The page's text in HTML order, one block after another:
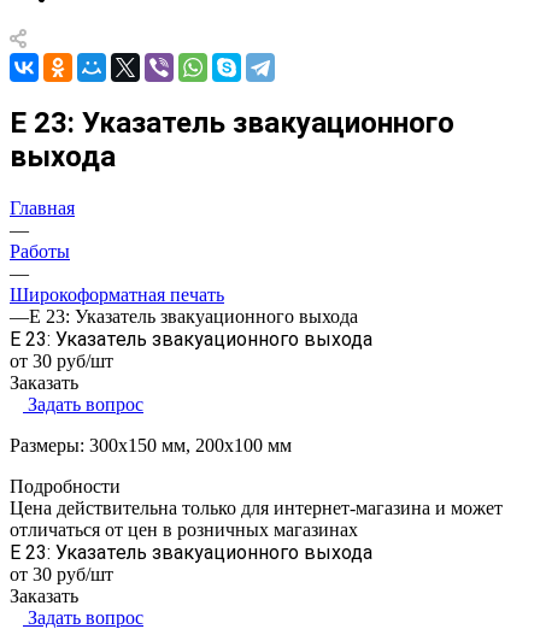
E 23: Указатель звакуационного
выхода
Главная
—
Работы
—
Широкоформатная печать
—E 23: Указатель звакуационного выхода
E 23: Указатель звакуационного выхода
от 30 руб/шт
Заказать
Задать вопрос
Размеры: 300х150 мм, 200х100 мм
Подробности
Цена действительна только для интернет-магазина и может
отличаться от цен в розничных магазинах
E 23: Указатель звакуационного выхода
от 30 руб/шт
Заказать
Задать вопрос